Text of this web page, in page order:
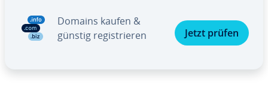
Domains kaufen &
günstig re­gis­trie­ren
Jetzt prüfen